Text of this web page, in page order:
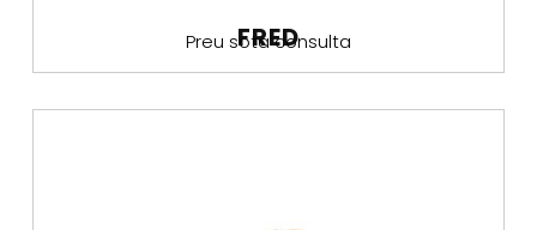
FRED
Preu sota consulta